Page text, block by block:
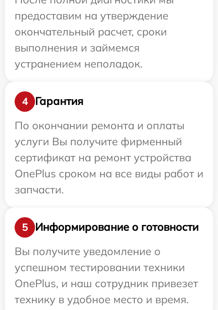
предоставим на утверждение
окончательный расчет, сроки
выполнения и займемся
устранением неполадок.
4
Гарантия
По окончании ремонта и оплаты
услуги Вы получите фирменный
сертификат на ремонт устройства
OnePlus сроком на все виды работ и
запчасти.
5
Информирование о готовности
Вы получите уведомление о
успешном тестировании техники
OnePlus, и наш сотрудник привезет
технику в удобное место и время.